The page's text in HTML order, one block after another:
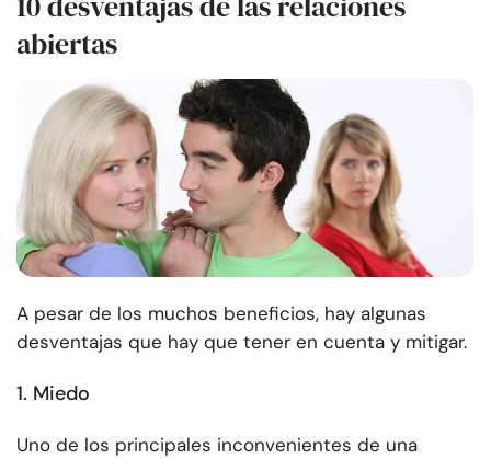
abiertas
A pesar de los muchos beneficios, hay algunas
desventajas que hay que tener en cuenta y mitigar.
1. Miedo
Uno de los principales inconvenientes de una